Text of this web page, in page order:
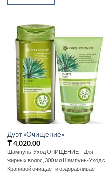
Дуэт «Очищение»
₸4,020.00
Шампунь-Уход ОЧИЩЕНИЕ – Для
жирных волос, 300 мл Шампунь-Уход с
Крапивой очищает и оздоравливает